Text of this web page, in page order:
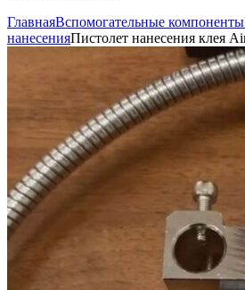
ГлавнаяВспомогательные компоненты
нанесенияПистолет нанесения клея